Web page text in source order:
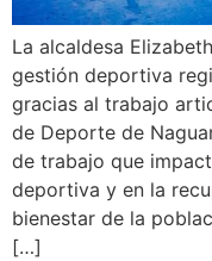
La alcaldesa
gestión deportiva
gracias al trabajo
de Deporte de
de trabajo que
deportiva y en la
bienestar de la
[…]